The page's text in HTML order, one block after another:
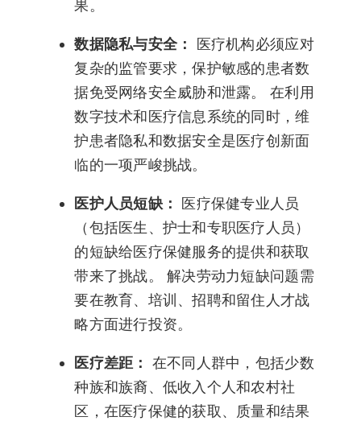
果。
数据隐私与安全：
医疗机构必须应对
复杂的监管要求，保护敏感的患者数
据免受网络安全威胁和泄露。 在利用
数字技术和医疗信息系统的同时，维
护患者隐私和数据安全是医疗创新面
临的一项严峻挑战。
医护人员短缺： 医疗保健专业人员
（包括医生、护士和专职医疗人员）
的短缺给医疗保健服务的提供和获取
带来了挑战。 解决劳动力短缺问题需
要在教育、培训、招聘和留住人才战
略方面进行投资。
医疗差距： 在不同人群中，包括少数
种族和族裔、低收入个人和农村社
区，在医疗保健的获取、质量和结果